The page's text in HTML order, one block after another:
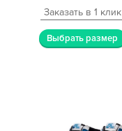
Заказать в 1 клик
Выбрать размер